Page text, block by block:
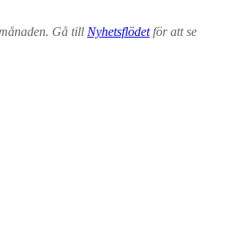
Gå till Nyhetsflödetför att se